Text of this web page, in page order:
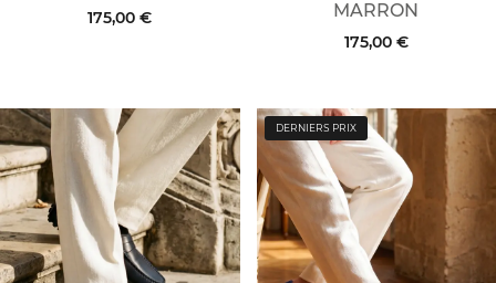
175,00 €
MARRON
175,00 €
DERNIERS PRIX